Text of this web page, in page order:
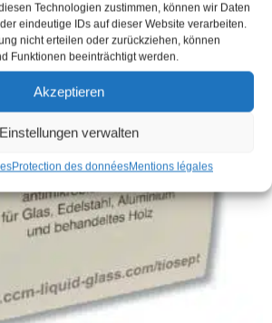
Technologien zustimmen, können wir Daten
eindeutige IDs auf dieser Website verarbeiten.
nicht erteilen oder zurückziehen, können
Funktionen beeinträchtigt werden.
Akzeptieren
Einstellungen verwalten
Protection des donnéesMentions légales